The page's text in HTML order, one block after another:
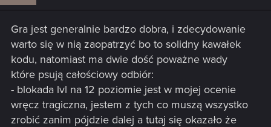
Gra jest generalnie bardzo dobra, i zdecydowanie
warto się w nią zaopatrzyć bo to solidny kawałek
kodu, natomiast ma dwie dość poważne wady
które psują całościowy odbiór:
- blokada lvl na 12 poziomie jest w mojej ocenie
wręcz tragiczna, jestem z tych co muszą wszystko
zrobić zanim pójdzie dalej a tutaj się okazało że